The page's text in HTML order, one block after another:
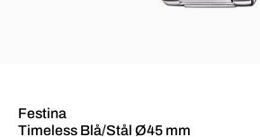
Festina
Timeless Blå/Stål Ø45 mm